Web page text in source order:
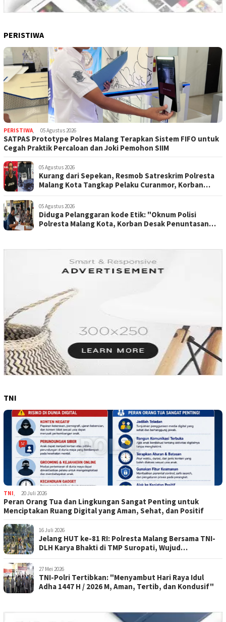
PERISTIWA
PERISTIWA, 05 Agustus 2026
SATPAS Prototype Polres Malang Terapkan Sistem FIFO untuk
Cegah Praktik Percaloan dan Joki Pemohon SIIM
05 Agustus 2026
Kurang dari Sepekan, Resmob Satreskrim Polresta
Malang Kota Tangkap Pelaku Curanmor, Korban
05 Agustus 2026
Diduga Pelanggaran kode Etik: "Oknum Polisi
Polresta Malang Kota, Korban Desak Penuntasan
TNI
TNI, 20 Juli 2026
Peran Orang Tua dan Lingkungan Sangat Penting untuk
Menciptakan Ruang Digital yang Aman, Sehat, dan Positif
16 Juli 2026
Jelang HUT ke-81 RI: Polresta Malang Bersama TNI-
DLH Karya Bhakti di TMP Suropati, Wujud
27 Mei 2026
TNI-Polri Tertibkan: "Menyambut Hari Raya Idul
Adha 1447 H / 2026 M, Aman, Tertib, dan Kondusif"